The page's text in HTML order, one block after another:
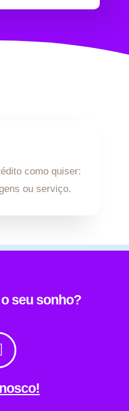
como quiser:
ou serviço.
seu sonho?